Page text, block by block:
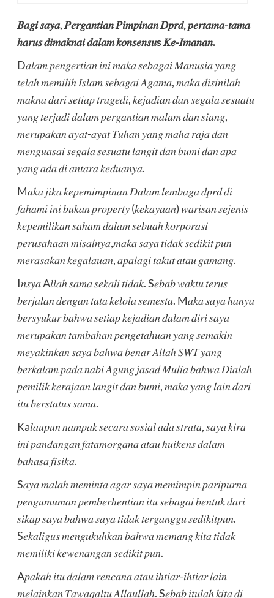
𝐵𝑎𝑔𝑖 𝑠𝑎𝑦𝑎, 𝑃𝑒𝑟𝑔𝑎𝑛𝑡𝑖𝑎𝑛 𝑃𝑖𝑚𝑝𝑖𝑛𝑎𝑛 𝐷𝑝𝑟𝑑, 𝑝𝑒𝑟𝑡𝑎𝑚𝑎-𝑡𝑎𝑚𝑎
ℎ𝑎𝑟𝑢𝑠 𝑑𝑖𝑚𝑎𝑘𝑛𝑎𝑖 𝑑𝑎𝑙𝑎𝑚 𝑘𝑜𝑛𝑠𝑒𝑛𝑠𝑢s 𝐾𝑒-𝐼𝑚𝑎𝑛𝑎𝑛.
D𝑎𝑙𝑎𝑚 𝑝𝑒𝑛𝑔𝑒𝑟𝑡𝑖𝑎𝑛 𝑖𝑛𝑖 𝑚𝑎𝑘𝑎 𝑠𝑒𝑏𝑎𝑔𝑎𝑖 𝑀𝑎𝑛𝑢𝑠𝑖𝑎 𝑦𝑎𝑛𝑔
𝑡𝑒𝑙𝑎ℎ 𝑚𝑒𝑚𝑖𝑙𝑖ℎ 𝐼𝑠𝑙𝑎𝑚 𝑠𝑒𝑏𝑎𝑔𝑎𝑖 𝐴𝑔𝑎𝑚𝑎, 𝑚𝑎𝑘𝑎 𝑑𝑖𝑠𝑖𝑛𝑖𝑙𝑎ℎ
𝑚𝑎𝑘𝑛𝑎 𝑑𝑎𝑟𝑖 𝑠𝑒𝑡𝑖𝑎𝑝 𝑡𝑟𝑎𝑔𝑒𝑑𝑖, 𝑘𝑒𝑗𝑎𝑑𝑖𝑎𝑛 𝑑𝑎𝑛 𝑠𝑒𝑔𝑎𝑙𝑎 𝑠𝑒𝑠𝑢𝑎𝑡𝑢
𝑦𝑎𝑛𝑔 𝑡𝑒𝑟𝑗𝑎𝑑𝑖 𝑑𝑎𝑙𝑎𝑚 𝑝𝑒𝑟𝑔𝑎𝑛𝑡𝑖𝑎𝑛 𝑚𝑎𝑙𝑎𝑚 𝑑𝑎𝑛 𝑠𝑖𝑎𝑛𝑔,
𝑚𝑒𝑟𝑢𝑝𝑎𝑘𝑎𝑛 𝑎𝑦𝑎𝑡-𝑎𝑦𝑎𝑡 𝑇𝑢ℎ𝑎𝑛 𝑦𝑎𝑛𝑔 𝑚𝑎ℎ𝑎 𝑟𝑎𝑗𝑎 𝑑𝑎𝑛
𝑚𝑒𝑛𝑔𝑢𝑎𝑠𝑎𝑖 𝑠𝑒𝑔𝑎𝑙𝑎 𝑠𝑒𝑠𝑢𝑎𝑡𝑢 𝑙𝑎𝑛𝑔𝑖𝑡 𝑑𝑎𝑛 𝑏𝑢𝑚𝑖 𝑑𝑎𝑛 𝑎𝑝𝑎
𝑦𝑎𝑛𝑔 𝑎𝑑𝑎 𝑑𝑖 𝑎𝑛𝑡𝑎𝑟𝑎 𝑘𝑒𝑑𝑢𝑎𝑛𝑦𝑎.
M𝑎𝑘𝑎 𝑗𝑖𝑘𝑎 𝑘𝑒𝑝𝑒𝑚𝑖𝑚𝑝𝑖𝑛𝑎𝑛 𝐷𝑎𝑙𝑎𝑚 𝑙𝑒𝑚𝑏𝑎𝑔𝑎 𝑑𝑝𝑟𝑑 𝑑𝑖
𝑓𝑎ℎ𝑎𝑚𝑖 𝑖𝑛𝑖 𝑏𝑢𝑘𝑎𝑛 𝑝𝑟𝑜𝑝𝑒𝑟𝑡𝑦 (𝑘𝑒𝑘𝑎𝑦𝑎𝑎𝑛) 𝑤𝑎𝑟𝑖𝑠𝑎𝑛 𝑠𝑒𝑗𝑒𝑛𝑖𝑠
𝑘𝑒𝑝𝑒𝑚𝑖𝑙𝑖𝑘𝑎𝑛 𝑠𝑎ℎ𝑎𝑚 𝑑𝑎𝑙𝑎𝑚 𝑠𝑒𝑏𝑢𝑎ℎ 𝑘𝑜𝑟𝑝𝑜𝑟𝑎𝑠𝑖
𝑝𝑒𝑟𝑢𝑠𝑎ℎ𝑎𝑎𝑛 𝑚𝑖𝑠𝑎𝑙𝑛𝑦𝑎,𝑚𝑎𝑘𝑎 𝑠𝑎𝑦𝑎 𝑡𝑖𝑑𝑎𝑘 𝑠𝑒𝑑𝑖𝑘𝑖𝑡 𝑝𝑢𝑛
𝑚𝑒𝑟𝑎𝑠𝑎𝑘𝑎𝑛 𝑘𝑒𝑔𝑎𝑙𝑎𝑢𝑎𝑛, 𝑎𝑝𝑎𝑙𝑎𝑔𝑖 𝑡𝑎𝑘𝑢𝑡 𝑎𝑡𝑎𝑢 𝑔𝑎𝑚𝑎𝑛𝑔.
I𝑛𝑠𝑦𝑎 A𝑙𝑙𝑎ℎ 𝑠𝑎𝑚𝑎 𝑠𝑒𝑘𝑎𝑙𝑖 𝑡𝑖𝑑𝑎𝑘. S𝑒𝑏𝑎𝑏 𝑤𝑎𝑘𝑡𝑢 𝑡𝑒𝑟𝑢𝑠
𝑏𝑒𝑟𝑗𝑎𝑙𝑎𝑛 𝑑𝑒𝑛𝑔𝑎𝑛 𝑡𝑎𝑡𝑎 𝑘𝑒𝑙𝑜𝑙𝑎 𝑠𝑒𝑚𝑒𝑠𝑡𝑎. M𝑎𝑘𝑎 𝑠𝑎𝑦𝑎 ℎ𝑎𝑛𝑦𝑎
𝑏𝑒𝑟𝑠𝑦𝑢𝑘𝑢𝑟 𝑏𝑎ℎ𝑤𝑎 𝑠𝑒𝑡𝑖𝑎𝑝 𝑘𝑒𝑗𝑎𝑑𝑖𝑎𝑛 𝑑𝑎𝑙𝑎𝑚 𝑑𝑖𝑟𝑖 𝑠𝑎𝑦𝑎
𝑚𝑒𝑟𝑢𝑝𝑎𝑘𝑎𝑛 𝑡𝑎𝑚𝑏𝑎ℎ𝑎𝑛 𝑝𝑒𝑛𝑔𝑒𝑡𝑎ℎ𝑢𝑎𝑛 𝑦𝑎𝑛𝑔 𝑠𝑒𝑚𝑎𝑘𝑖𝑛
𝑚𝑒𝑦𝑎𝑘𝑖𝑛𝑘𝑎𝑛 𝑠𝑎𝑦𝑎 𝑏𝑎ℎ𝑤𝑎 𝑏𝑒𝑛𝑎𝑟 𝐴𝑙𝑙𝑎ℎ 𝑆𝑊𝑇 𝑦𝑎𝑛𝑔
𝑏𝑒𝑟𝑘𝑎𝑙𝑎𝑚 𝑝𝑎𝑑𝑎 𝑛𝑎𝑏𝑖 𝐴𝑔𝑢𝑛𝑔 𝑗𝑎𝑠𝑎𝑑 𝑀𝑢𝑙𝑖𝑎 𝑏𝑎ℎ𝑤𝑎 𝐷𝑖𝑎𝑙𝑎ℎ
𝑝𝑒𝑚𝑖𝑙𝑖𝑘 𝑘𝑒𝑟𝑎𝑗𝑎𝑎𝑛 𝑙𝑎𝑛𝑔𝑖𝑡 𝑑𝑎𝑛 𝑏𝑢𝑚𝑖, 𝑚𝑎𝑘𝑎 𝑦𝑎𝑛𝑔 𝑙𝑎𝑖𝑛 𝑑𝑎𝑟𝑖
𝑖𝑡𝑢 𝑏𝑒𝑟𝑠𝑡𝑎𝑡𝑢𝑠 𝑠𝑎𝑚𝑎.
Ka𝑙𝑎𝑢𝑝𝑢𝑛 𝑛𝑎𝑚𝑝𝑎𝑘 𝑠𝑒𝑐𝑎𝑟𝑎 𝑠𝑜𝑠𝑖𝑎𝑙 𝑎𝑑𝑎 𝑠𝑡𝑟𝑎𝑡𝑎, 𝑠𝑎𝑦𝑎 𝑘𝑖𝑟𝑎
𝑖𝑛𝑖 𝑝𝑎𝑛𝑑𝑎𝑛𝑔𝑎𝑛 𝑓𝑎𝑡𝑎𝑚𝑜𝑟𝑔𝑎𝑛𝑎 𝑎𝑡𝑎𝑢 ℎ𝑢𝑖𝑘𝑒𝑛𝑠 𝑑𝑎𝑙𝑎𝑚
𝑏𝑎ℎ𝑎𝑠𝑎 𝑓𝑖𝑠𝑖𝑘𝑎.
S𝑎𝑦𝑎 𝑚𝑎𝑙𝑎ℎ 𝑚𝑒𝑚𝑖𝑛𝑡𝑎 𝑎𝑔𝑎𝑟 𝑠𝑎𝑦𝑎 𝑚𝑒𝑚𝑖𝑚𝑝𝑖𝑛 𝑝𝑎𝑟𝑖𝑝𝑢𝑟𝑛𝑎
𝑝𝑒𝑛𝑔𝑢𝑚𝑢𝑚𝑎𝑛 𝑝𝑒𝑚𝑏𝑒𝑟ℎ𝑒𝑛𝑡𝑖𝑎𝑛 𝑖𝑡𝑢 𝑠𝑒𝑏𝑎𝑔𝑎𝑖 𝑏𝑒𝑛𝑡𝑢𝑘 𝑑𝑎𝑟𝑖
𝑠𝑖𝑘𝑎𝑝 𝑠𝑎𝑦𝑎 𝑏𝑎ℎ𝑤𝑎 𝑠𝑎𝑦𝑎 𝑡𝑖𝑑𝑎𝑘 𝑡𝑒𝑟𝑔𝑎𝑛𝑔𝑔𝑢 𝑠𝑒𝑑𝑖𝑘𝑖𝑡𝑝𝑢𝑛.
S𝑒𝑘𝑎𝑙𝑖𝑔𝑢𝑠 𝑚𝑒𝑛𝑔𝑢𝑘𝑢ℎ𝑘𝑎𝑛 𝑏𝑎ℎ𝑤𝑎 𝑚𝑒𝑚𝑎𝑛𝑔 𝑘𝑖𝑡𝑎 𝑡𝑖𝑑𝑎𝑘
𝑚𝑒𝑚𝑖𝑙𝑖𝑘𝑖 𝑘𝑒𝑤𝑒𝑛𝑎𝑛𝑔𝑎𝑛 𝑠𝑒𝑑𝑖𝑘𝑖𝑡 𝑝𝑢𝑛.
A𝑝𝑎𝑘𝑎ℎ 𝑖𝑡𝑢 𝑑𝑎𝑙𝑎𝑚 𝑟𝑒𝑛𝑐𝑎𝑛𝑎 𝑎𝑡𝑎𝑢 𝑖ℎ𝑡𝑖𝑎𝑟-𝑖ℎ𝑡𝑖𝑎𝑟 𝑙𝑎𝑖𝑛
𝑚𝑒𝑙𝑎𝑖𝑛𝑘𝑎𝑛 𝑇𝑎𝑤𝑎𝑞𝑎𝑙𝑡𝑢 𝐴𝑙𝑙𝑎𝑢𝑙𝑙𝑎ℎ. S𝑒𝑏𝑎𝑏 𝑖𝑡𝑢𝑙𝑎ℎ 𝑘𝑖𝑡𝑎 𝑑𝑖